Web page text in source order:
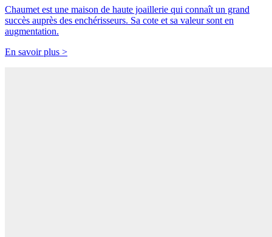
Chaumet est une maison de haute joaillerie qui connaît un grand
succès auprès des enchérisseurs. Sa cote et sa valeur sont en
augmentation.
En savoir plus >